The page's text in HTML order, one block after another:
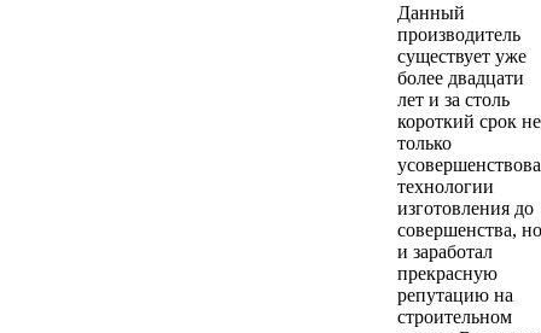
Данный
производитель
существует уже
более двадцати
лет и за столь
короткий срок не
только
технологии
изготовления до
совершенства, но
и заработал
прекрасную
репутацию на
строительном